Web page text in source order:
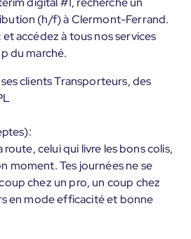
(h/f) à Clermont-Ferrand.
accédez à tous nos services
du marché.
clients Transporteurs, des
route, celui qui livre les bons colis,
moment. Tes journées ne se
chez un pro, un coup chez
en mode efficacité et bonne